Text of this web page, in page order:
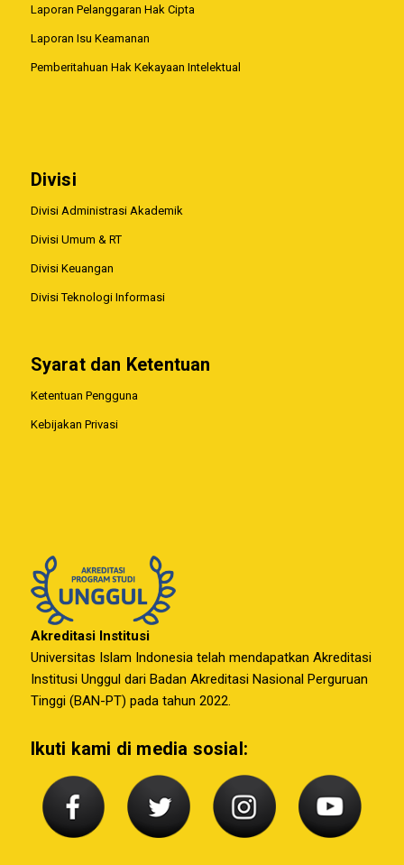
Laporan Pelanggaran Hak Cipta
Laporan Isu Keamanan
Pemberitahuan Hak Kekayaan Intelektual
Divisi
Divisi Administrasi Akademik
Divisi Umum & RT
Divisi Keuangan
Divisi Teknologi Informasi
Syarat dan Ketentuan
Ketentuan Pengguna
Kebijakan Privasi
Akreditasi Institusi
Universitas Islam Indonesia telah mendapatkan Akreditasi
Institusi Unggul dari Badan Akreditasi Nasional Perguruan
Tinggi (BAN-PT) pada tahun 2022.
Ikuti kami di media sosial: